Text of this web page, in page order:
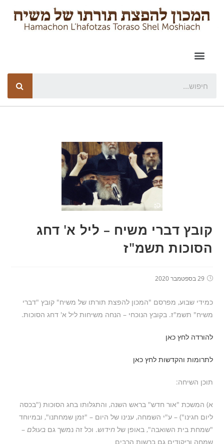
קובץ דברי משיח – ליל א' דחג
הסוכות תשמ"ז
29 בספטמבר 2020
כמידי שבוע, מפרסם "המכון להפצת תורתו של משיח" קובץ "דברי
משיח" תשמ"ז. בקובץ הנוכחי – הנחה משיחות ליל א' דחג הסוכות.
להורדה לחץ כאן
לתרומות והקדשות לחץ כאן
תוכן השיחה:
א) המשכת "אור חדש" בראש השנה, והתגלותו בחג הסוכות ("בכסה
ליום חגינו") – ע"י השמחה, ענינו של היום – "זמן שמחתנו", ובמיוחד
"שמחת בית השואבה", באופן שלחידוש. וכל זה נמשך גםבעולם –
שמחה וריקודים גם ברשות הרבים